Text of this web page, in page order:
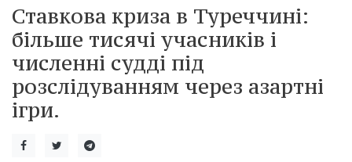
Ставкова криза в Туреччині:
більше тисячі учасників і
численні судді під
розслідуванням через азартні
ігри.